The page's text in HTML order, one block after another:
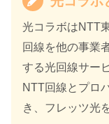
光コラボはNTT
回線を他の事業
する光回線サー
NTT回線とプロ
き、フレッツ光